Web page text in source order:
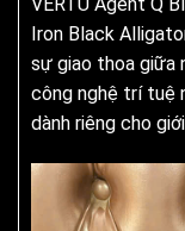
Iron Black
sự giao thoa giữa
công nghệ trí tuệ
dành riêng cho